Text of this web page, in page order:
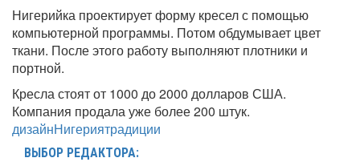
Нигерийка проектирует форму кресел с помощью
компьютерной программы. Потом обдумывает цвет
ткани. После этого работу выполняют плотники и
портной.
Кресла стоят от 1000 до 2000 долларов США.
Компания продала уже более 200 штук.
дизайнНигериятрадиции
ВЫБОР РЕДАКТОРА: